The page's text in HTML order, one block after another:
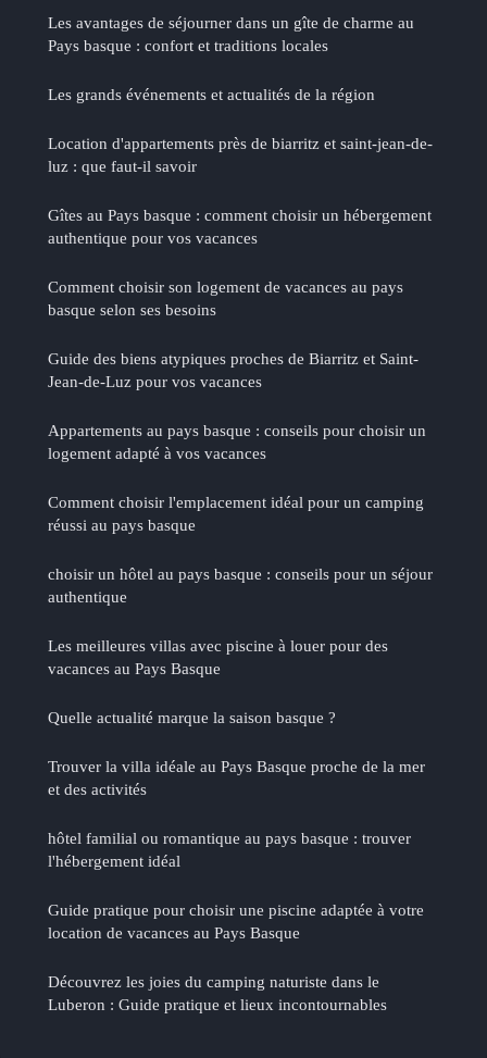
Les avantages de séjourner dans un gîte de charme au
Pays basque : confort et traditions locales
Les grands événements et actualités de la région
Location d'appartements près de biarritz et saint-jean-de-
luz : que faut-il savoir
Gîtes au Pays basque : comment choisir un hébergement
authentique pour vos vacances
Comment choisir son logement de vacances au pays
basque selon ses besoins
Guide des biens atypiques proches de Biarritz et Saint-
Jean-de-Luz pour vos vacances
Appartements au pays basque : conseils pour choisir un
logement adapté à vos vacances
Comment choisir l'emplacement idéal pour un camping
réussi au pays basque
choisir un hôtel au pays basque : conseils pour un séjour
authentique
Les meilleures villas avec piscine à louer pour des
vacances au Pays Basque
Quelle actualité marque la saison basque ?
Trouver la villa idéale au Pays Basque proche de la mer
et des activités
hôtel familial ou romantique au pays basque : trouver
l'hébergement idéal
Guide pratique pour choisir une piscine adaptée à votre
location de vacances au Pays Basque
Découvrez les joies du camping naturiste dans le
Luberon : Guide pratique et lieux incontournables